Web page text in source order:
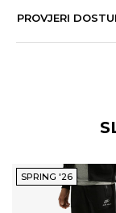
PROVJERI
SPRING '26